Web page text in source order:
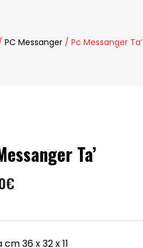
PC Messanger / Pc Messanger Ta’
Ta’
€
cm 36 x 32 x 11